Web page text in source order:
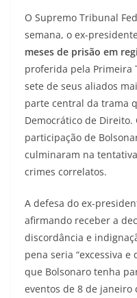
O Supremo Tribunal
semana, o ex-
meses de prisão em
proferida pela Primeira
sete de seus aliados
parte central da trama
Democrático de
participação de
culminaram na
crimes correlatos.
A defesa do ex-
afirmando receber a
discordância e
pena seria “excessiva
que Bolsonaro tenha
eventos de 8 de janeiro